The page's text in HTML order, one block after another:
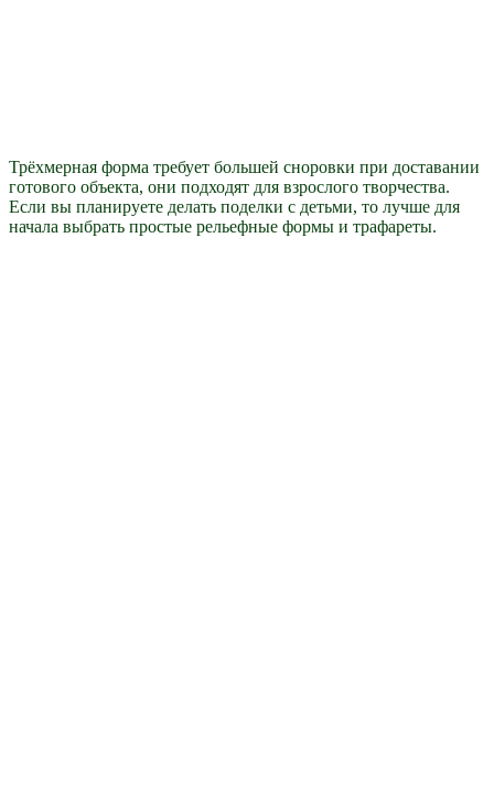
Трёхмерная форма требует большей сноровки при доставании
готового объекта, они подходят для взрослого творчества.
Если вы планируете делать поделки с детьми, то лучше для
начала выбрать простые рельефные формы и трафареты.